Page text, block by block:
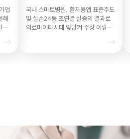
업
해
경
헬스케어DX부문 혁신
상 수상 영…
국내 스마트병원, 환자용앱 표준주도
및 실손24등 초연결 실증의 결과로
의료마이타시대 앞당겨 수상 이뤄내